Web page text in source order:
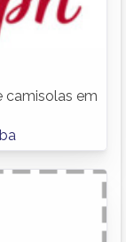
camisolas em